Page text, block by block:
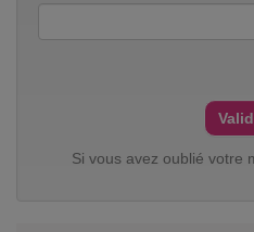
Si vous avez oublié votre